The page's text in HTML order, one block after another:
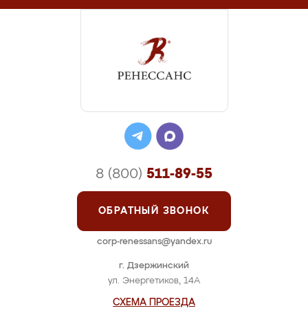
г. Дзержинский
ул. Энергетиков, 14А
СХЕМА ПРОЕЗДА
8 (800) 511-89-55
ОБРАТНЫЙ ЗВОНОК
corp-renessans@yandex.ru